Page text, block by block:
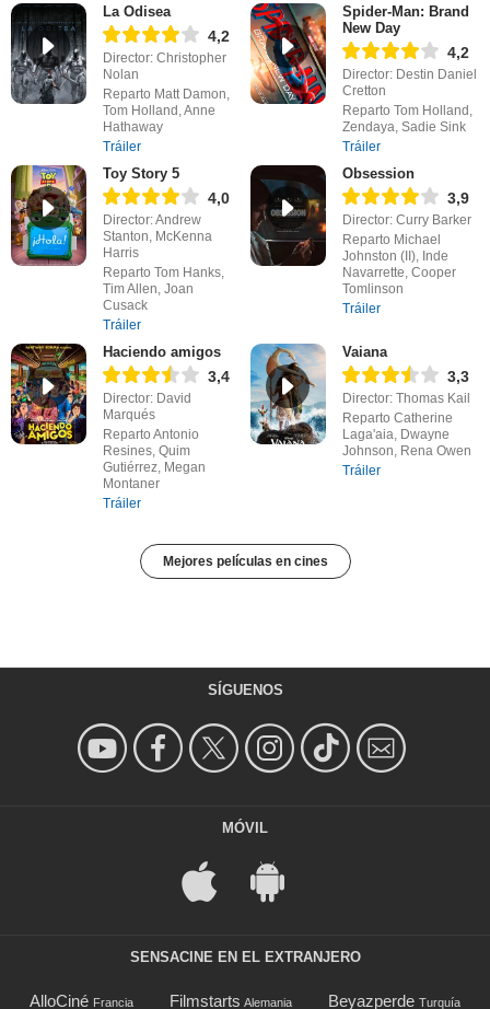
La Odisea
4,2
Director: Christopher
Nolan
Reparto Matt Damon,
Tom Holland, Anne
Hathaway
Tráiler
Spider-Man: Brand
New Day
4,2
Director: Destin Daniel
Cretton
Reparto Tom Holland,
Zendaya, Sadie Sink
Tráiler
Toy Story 5
4,0
Director: Andrew
Stanton, McKenna
Harris
Reparto Tom Hanks,
Tim Allen, Joan
Cusack
Tráiler
Obsession
3,9
Director: Curry Barker
Reparto Michael
Johnston (II), Inde
Navarrette, Cooper
Tomlinson
Tráiler
Haciendo amigos
3,4
Director: David
Marqués
Reparto Antonio
Resines, Quim
Gutiérrez, Megan
Montaner
Tráiler
Vaiana
3,3
Director: Thomas Kail
Reparto Catherine
Laga'aia, Dwayne
Johnson, Rena Owen
Tráiler
Mejores películas en cines
SÍGUENOS
MÓVIL
SENSACINE EN EL EXTRANJERO
AlloCiné Francia Filmstarts Alemania Beyazperde Turquía